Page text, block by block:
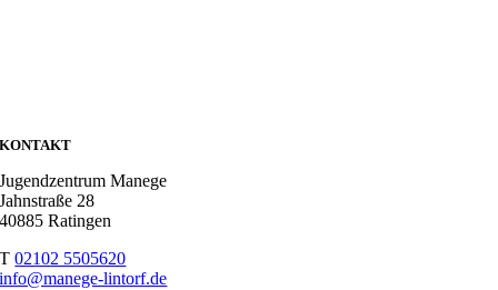
KONTAKT
Jugendzentrum Manege
Jahnstraße 28
40885 Ratingen
T02102 5505620
info@manege-lintorf.de